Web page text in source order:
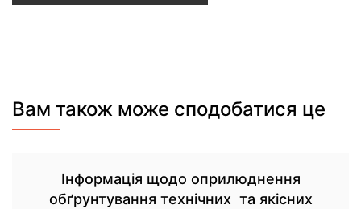
Вам також може сподобатися це
Інформація щодо оприлюднення
обґрунтування технічних та якісних